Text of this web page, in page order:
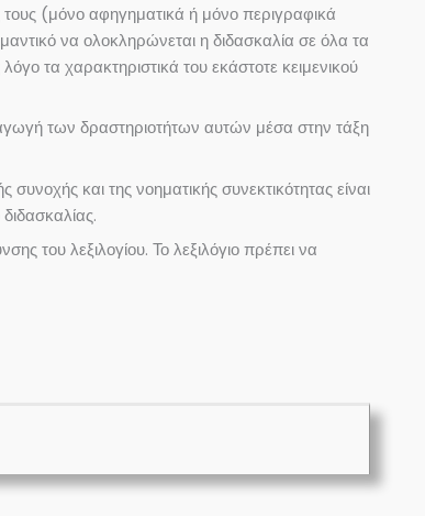
τους (μόνο αφηγηματικά ή μόνο περιγραφικά
να ολοκληρώνεται η διδασκαλία σε όλα τα
τα χαρακτηριστικά του εκάστοτε κειμενικού
των δραστηριοτήτων αυτών μέσα στην τάξη
και της νοηματικής συνεκτικότητας είναι
του λεξιλογίου. Το λεξιλόγιο πρέπει να